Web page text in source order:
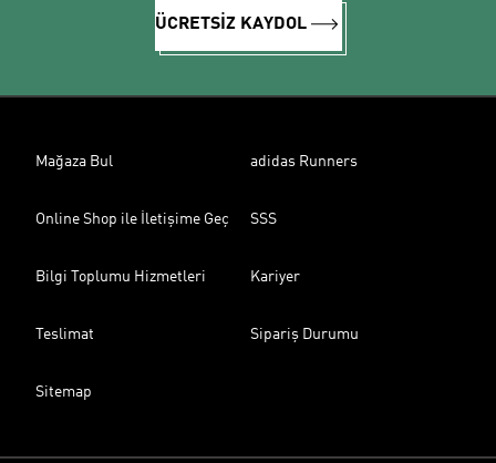
ÜCRETSİZ KAYDOL
Mağaza Bul adidas Runners
Online Shop ile İletişime Geç SSS
Bilgi Toplumu Hizmetleri Kariyer
Teslimat Sipariş Durumu
Sitemap